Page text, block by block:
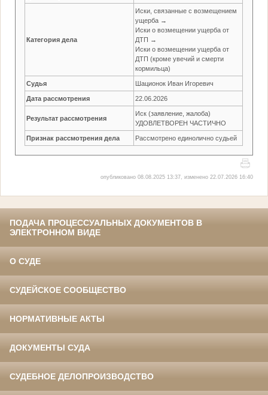
Категория дела
Иски, связанные с возмещением
ущерба →
Иски о возмещении ущерба от
ДТП →
Иски о возмещении ущерба от
ДТП (кроме увечий и смерти
кормильца)
Судья Шационок Иван Игоревич
Дата рассмотрения 22.06.2026
Результат рассмотрения
Иск (заявление, жалоба)
УДОВЛЕТВОРЕН ЧАСТИЧНО
Признак рассмотрения дела Рассмотрено единолично судьей
опубликовано 08.08.2025 13:37, изменено 22.07.2026 16:40
ПОДАЧА ПРОЦЕССУАЛЬНЫХ ДОКУМЕНТОВ В
ЭЛЕКТРОННОМ ВИДЕ
О СУДЕ
СУДЕЙСКОЕ СООБЩЕСТВО
НОРМАТИВНЫЕ АКТЫ
ДОКУМЕНТЫ СУДА
СУДЕБНОЕ ДЕЛОПРОИЗВОДСТВО